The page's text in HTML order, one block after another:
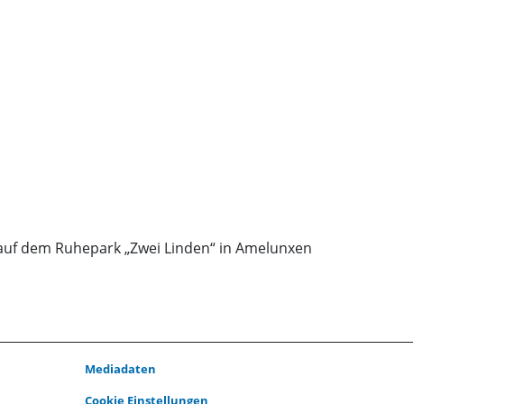
dem Ruhepark „Zwei Linden“ in Amelunxen
Mediadaten
Cookie Einstellungen